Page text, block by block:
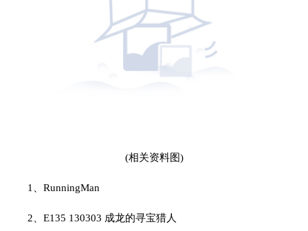
(相关资料图)
1、RunningMan
2、E135 130303 成龙的寻宝猎人